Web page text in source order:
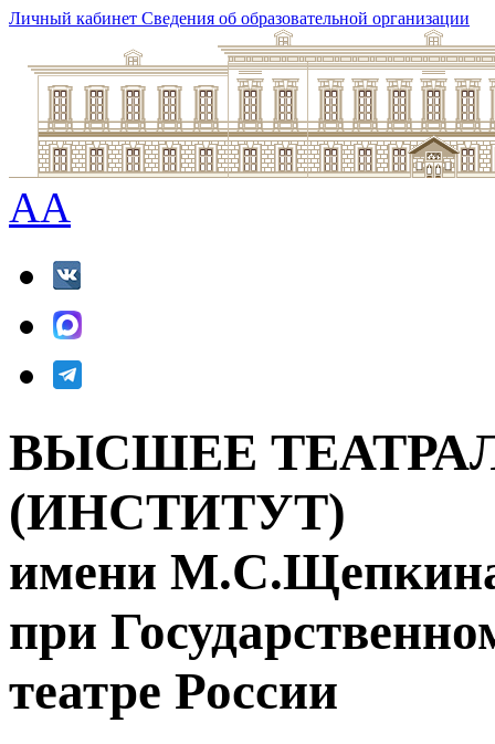
Личный кабинет Сведения об образовательной организации
AA
ВЫСШЕЕ
(ИНСТИТУТ)
имени
при
театре России